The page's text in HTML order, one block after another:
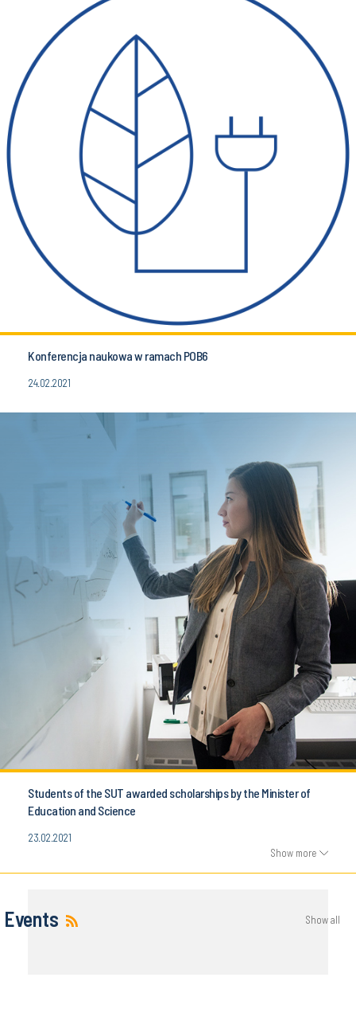
Konferencja naukowa w ramach POB6
24.02.2021
Students of the SUT awarded scholarships by the Minister of
Education and Science
23.02.2021
Show more
Events Show all